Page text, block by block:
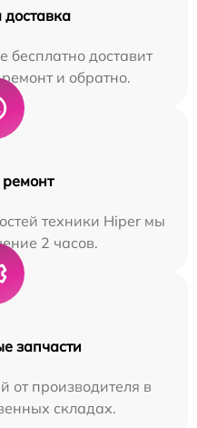
доставка
доставит
и обратно.
техники Hiper мы
2 часов.
запчасти
от производителя в
складах.